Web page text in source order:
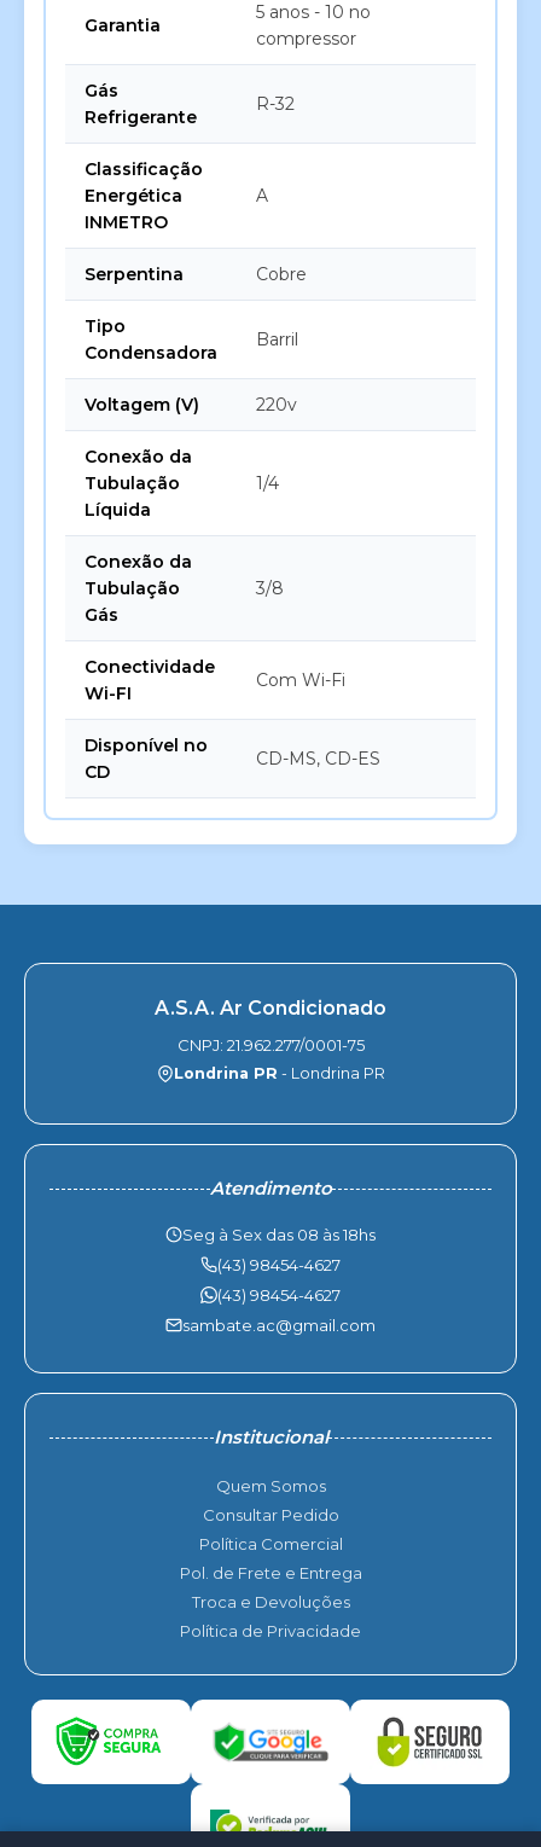
Garantia
5 anos - 10 no
compressor
Gás
Refrigerante
R-32
Classificação
Energética
INMETRO
A
Serpentina Cobre
Tipo
Condensadora
Barril
Voltagem (V) 220v
Conexão da
Tubulação
Líquida
1/4
Conexão da
Tubulação
Gás
3/8
Conectividade
Wi-FI
Com Wi-Fi
Disponível no
CD
CD-MS, CD-ES
A.S.A. Ar Condicionado
CNPJ: 21.962.277/0001-75
Londrina PR - Londrina PR
Atendimento
Seg à Sex das 08 às 18hs
(43) 98454-4627
(43) 98454-4627
sambate.ac@gmail.com
Institucional
Quem Somos
Consultar Pedido
Política Comercial
Pol. de Frete e Entrega
Troca e Devoluções
Política de Privacidade